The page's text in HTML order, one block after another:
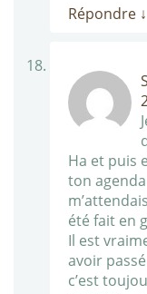
Répondre ↓
Ha et puis
ton
été fait en
Il est
avoir
c’est